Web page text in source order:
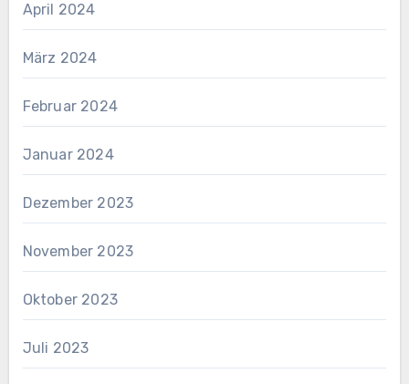
April 2024
März 2024
Februar 2024
Januar 2024
Dezember 2023
November 2023
Oktober 2023
Juli 2023